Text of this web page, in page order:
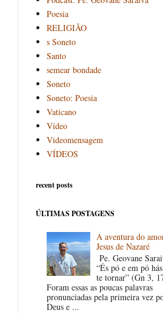
Poesia
RELIGIÃO
s Soneto
Santo
semear bondade
Soneto
Soneto: Poesia
Vaticano
Vídeo
Videomensagem
VÍDEOS
recent posts
ÚLTIMAS POSTAGENS
A aventura do
Jesus de Nazaré
Pe. Geovane
“És pó e em pó
te tornar” (Gn 3,
Foram essas as poucas palavras
pronunciadas pela primeira vez
Deus e ...